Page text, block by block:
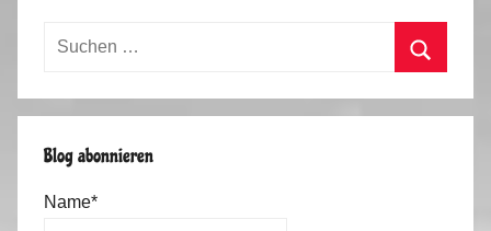
Suchen
Blog abonnieren
Name*